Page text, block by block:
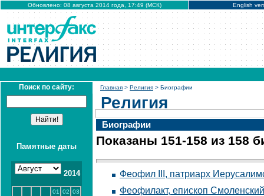
Обновлено: 08 августа 2014 года, 17:49 (МСК) English
Поиск по сайту:
Памятные даты
2014
01 02 03
Главная > Религия > Биографии
Религия
Биографии
Показаны 151-158 из 158
Феофил III, патриарх
Феофилакт, епископ